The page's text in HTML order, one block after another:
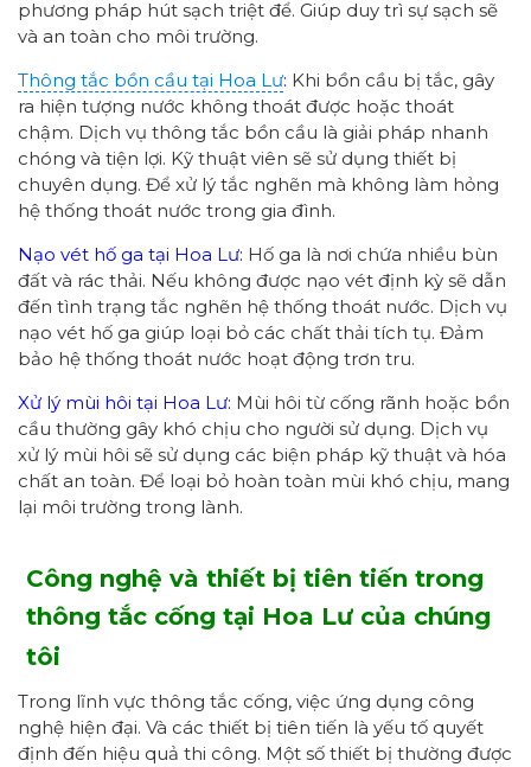
phương pháp hút sạch triệt để. Giúp duy trì sự sạch sẽ
và an toàn cho môi trường.
Thông tắc bồn cầu tại Hoa Lư: Khi bồn cầu bị tắc, gây
ra hiện tượng nước không thoát được hoặc thoát
chậm. Dịch vụ thông tắc bồn cầu là giải pháp nhanh
chóng và tiện lợi. Kỹ thuật viên sẽ sử dụng thiết bị
chuyên dụng. Để xử lý tắc nghẽn mà không làm hỏng
hệ thống thoát nước trong gia đình.
Nạo vét hố ga tại Hoa Lư: Hố ga là nơi chứa nhiều bùn
đất và rác thải. Nếu không được nạo vét định kỳ sẽ dẫn
đến tình trạng tắc nghẽn hệ thống thoát nước. Dịch vụ
nạo vét hố ga giúp loại bỏ các chất thải tích tụ. Đảm
bảo hệ thống thoát nước hoạt động trơn tru.
Xử lý mùi hôi tại Hoa Lư: Mùi hôi từ cống rãnh hoặc bồn
cầu thường gây khó chịu cho người sử dụng. Dịch vụ
xử lý mùi hôi sẽ sử dụng các biện pháp kỹ thuật và hóa
chất an toàn. Để loại bỏ hoàn toàn mùi khó chịu, mang
lại môi trường trong lành.
Công nghệ và thiết bị tiên tiến trong
thông tắc cống tại Hoa Lư của chúng
tôi
Trong lĩnh vực thông tắc cống, việc ứng dụng công
nghệ hiện đại. Và các thiết bị tiên tiến là yếu tố quyết
định đến hiệu quả thi công. Một số thiết bị thường được